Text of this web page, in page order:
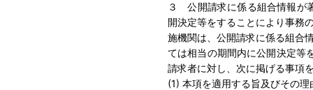
３ 公開請求に係る組合情報が
開決定等をすることにより事務
施機関は、公開請求に係る組合
ては相当の期間内に公開決定等
請求者に対し、次に掲げる事項
(1) 本項を適用する旨及びその理